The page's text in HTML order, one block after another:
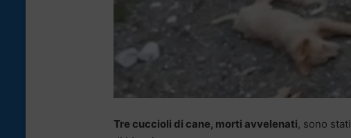
Tre cuccioli di cane, morti avvelenati, sono